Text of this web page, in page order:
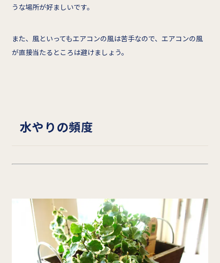
うな場所が好ましいです。
また、風といってもエアコンの風は苦手なので、エアコンの風
が直接当たるところは避けましょう。
水やりの頻度